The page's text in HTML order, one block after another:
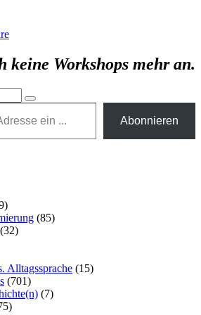
keine Workshops mehr an.
Suchen
Abonnieren
(85)
(32)
Alltagssprache (15)
(701)
(7)